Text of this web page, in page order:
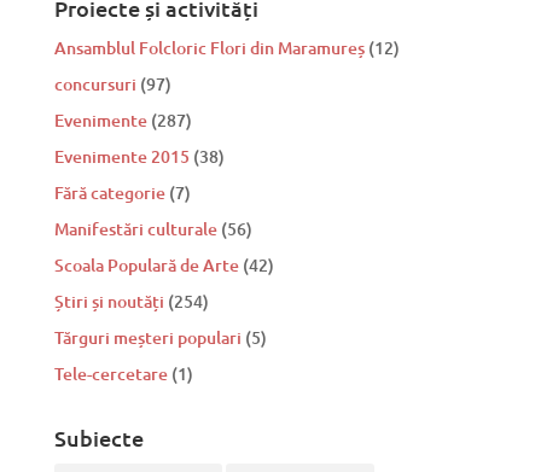
Proiecte și activități
Ansamblul Folcloric Flori din Maramureș(12)
concursuri (97)
Evenimente(287)
Evenimente 2015 (38)
Fără categorie(7)
Manifestări culturale(56)
Scoala Populară de Arte(42)
Știri și noutăți (254)
Tărguri meșteri populari (5)
Tele-cercetare(1)
Subiecte